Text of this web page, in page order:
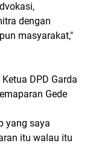
dengan
masyarakat,"
DPD Garda
Gede
yang saya
itu walau itu